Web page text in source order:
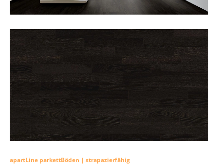
apartLine parkettBöden | strapazierfähig